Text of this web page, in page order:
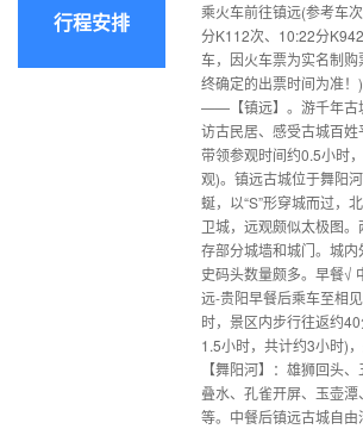
行程安排
乘火车前往镇远(参考车
分K112次、10:22分
车，因火车票为实名制
终确定的出票时间为准
——【镇远】。游千年古
访古民居、感受古城百
带领参观时间约0.5小时
观)。镇远古城位于舞阳
蜒，以“S”形穿城而过，
卫城，远观颇似太极图
存部分城墙和城门。城
史码头数量颇多。早餐√
远-贵阳早餐后乘车至相
时，景区内步行往返约
1.5小时，共计约3小时)
【舞阳河】：雄狮回头
叠水、孔雀开屏、玉壶
等。中餐后镇远古城自